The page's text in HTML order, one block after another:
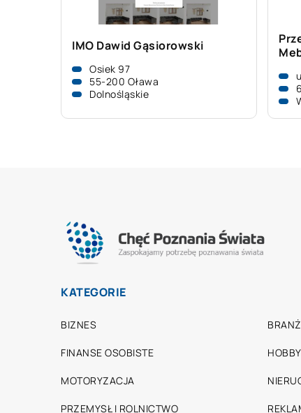
IMO Dawid Gąsiorowski
Osiek 97
55-200 Oława
Dolnośląskie
KATEGORIE
BIZNES
FINANSE OSOBISTE
MOTORYZACJA
PRZEMYSŁ I ROLNICTWO